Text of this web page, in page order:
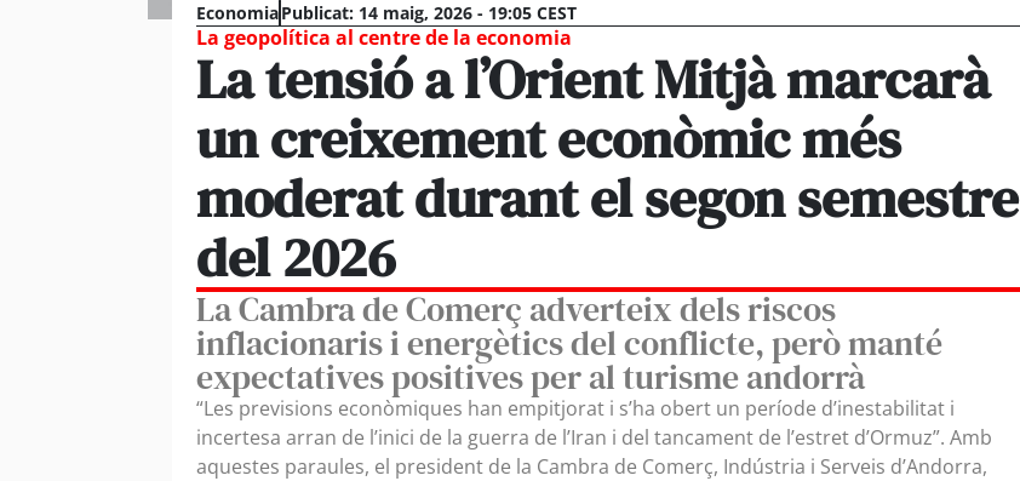
EconomiaPublicat: 14 maig, 2026 - 19:05 CEST
La geopolítica al centre de la economia
La tensió a l’Orient Mitjà marcarà
un creixement econòmic més
moderat durant el segon semestre
del 2026
La Cambra de Comerç adverteix dels riscos
inflacionaris i energètics del conflicte, però manté
expectatives positives per al turisme andorrà
“Les previsions econòmiques han empitjorat i s’ha obert un període d’inestabilitat i
incertesa arran de l’inici de la guerra de l’Iran i del tancament de l’estret d’Ormuz”. Amb
aquestes paraules, el president de la Cambra de Comerç, Indústria i Serveis d’Andorra,